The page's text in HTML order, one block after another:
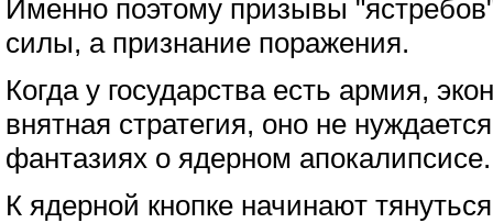
Именно поэтому призывы
силы, а признание поражения.
Когда у государства есть армия,
внятная стратегия, оно не
фантазиях о ядерном апокалипсисе.
К ядерной кнопке начинают